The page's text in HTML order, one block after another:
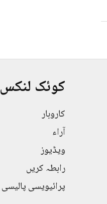
کوئک لنکس
کاروبار
آراء
ویڈیوز
رابطہ کریں
پرائیویسی پالیسی